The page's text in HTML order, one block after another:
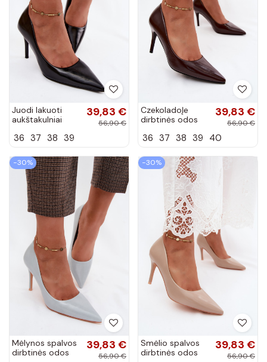
Juodi lakuoti
aukštakulniai
dirbtinės odos
39,83 €
56,90 €
36 37 38 39
CzekoladoĮe
dirbtinės odos
bateliai su lako
39,83 €
56,90 €
36 37 38 39 40
−30%
Mėlynos spalvos
dirbtinės odos
39,83 €
56,90 €
−30%
Smėlio spalvos
dirbtinės odos
39,83 €
56,90 €